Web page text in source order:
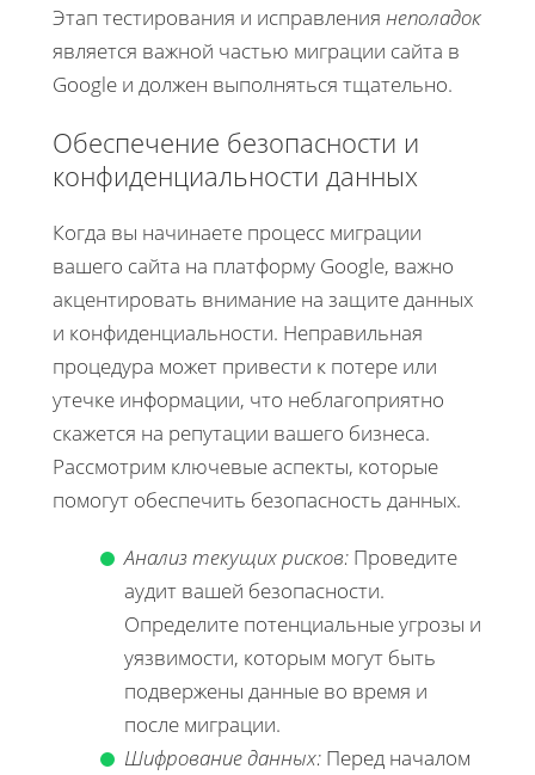
Этап тестирования и исправления неполадок
является важной частью миграции сайта в
Google и должен выполняться тщательно.
Обеспечение безопасности и
конфиденциальности данных
Когда вы начинаете процесс миграции
вашего сайта на платформу Google, важно
акцентировать внимание на защите данных
и конфиденциальности. Неправильная
процедура может привести к потере или
утечке информации, что неблагоприятно
скажется на репутации вашего бизнеса.
Рассмотрим ключевые аспекты, которые
помогут обеспечить безопасность данных.
Анализ текущих рисков: Проведите
аудит вашей безопасности.
Определите потенциальные угрозы и
уязвимости, которым могут быть
подвержены данные во время и
после миграции.
Шифрование данных: Перед началом